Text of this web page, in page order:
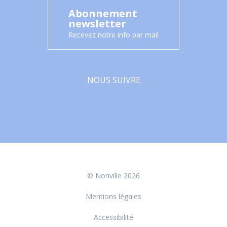
Abonnement
newsletter
Recevez notre info par mail
NOUS SUIVRE
© Nonville 2026
Mentions légales
Accessibilité